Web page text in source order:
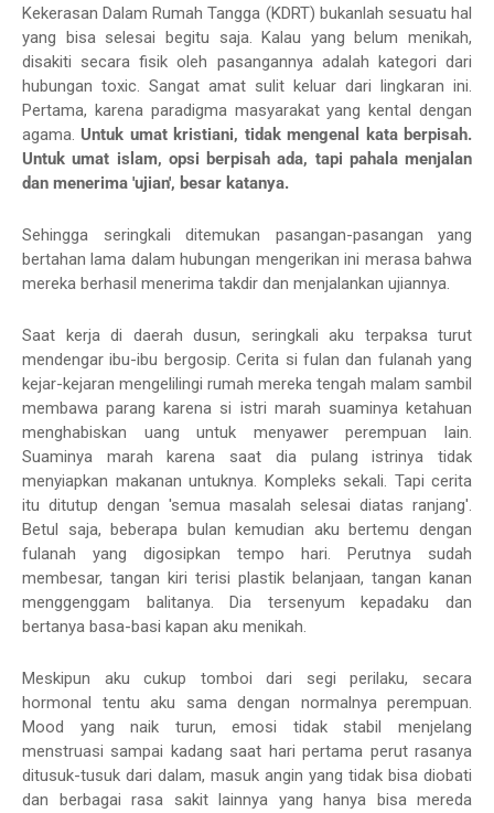
Kekerasan Dalam Rumah Tangga (KDRT) bukanlah sesuatu hal
yang bisa selesai begitu saja. Kalau yang belum menikah,
disakiti secara fisik oleh pasangannya adalah kategori dari
hubungan toxic. Sangat amat sulit keluar dari lingkaran ini.
Pertama, karena paradigma masyarakat yang kental dengan
agama. Untuk umat kristiani, tidak mengenal kata berpisah.
Untuk umat islam, opsi berpisah ada, tapi pahala menjalan
dan menerima 'ujian', besar katanya.
Sehingga seringkali ditemukan pasangan-pasangan yang
bertahan lama dalam hubungan mengerikan ini merasa bahwa
mereka berhasil menerima takdir dan menjalankan ujiannya.
Saat kerja di daerah dusun, seringkali aku terpaksa turut
mendengar ibu-ibu bergosip. Cerita si fulan dan fulanah yang
kejar-kejaran mengelilingi rumah mereka tengah malam sambil
membawa parang karena si istri marah suaminya ketahuan
menghabiskan uang untuk menyawer perempuan lain.
Suaminya marah karena saat dia pulang istrinya tidak
menyiapkan makanan untuknya. Kompleks sekali. Tapi cerita
itu ditutup dengan 'semua masalah selesai diatas ranjang'.
Betul saja, beberapa bulan kemudian aku bertemu dengan
fulanah yang digosipkan tempo hari. Perutnya sudah
membesar, tangan kiri terisi plastik belanjaan, tangan kanan
menggenggam balitanya. Dia tersenyum kepadaku dan
bertanya basa-basi kapan aku menikah.
Meskipun aku cukup tomboi dari segi perilaku, secara
hormonal tentu aku sama dengan normalnya perempuan.
Mood yang naik turun, emosi tidak stabil menjelang
menstruasi sampai kadang saat hari pertama perut rasanya
ditusuk-tusuk dari dalam, masuk angin yang tidak bisa diobati
dan berbagai rasa sakit lainnya yang hanya bisa mereda